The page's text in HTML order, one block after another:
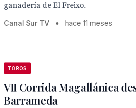
ganadería de El Freixo.
Canal Sur TV • hace 11 meses
TOROS
VII Corrida Magallánica
Barrameda